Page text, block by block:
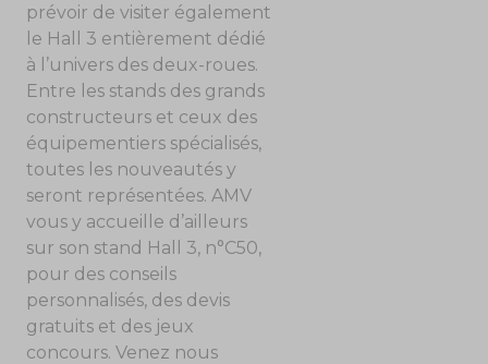
prévoir de visiter également
le Hall 3 entièrement dédié
à l’univers des deux-roues.
Entre les stands des grands
constructeurs et ceux des
équipementiers spécialisés,
toutes les nouveautés y
seront représentées. AMV
vous y accueille d’ailleurs
sur son stand Hall 3, n°C50,
pour des conseils
personnalisés, des devis
gratuits et des jeux
concours. Venez nous